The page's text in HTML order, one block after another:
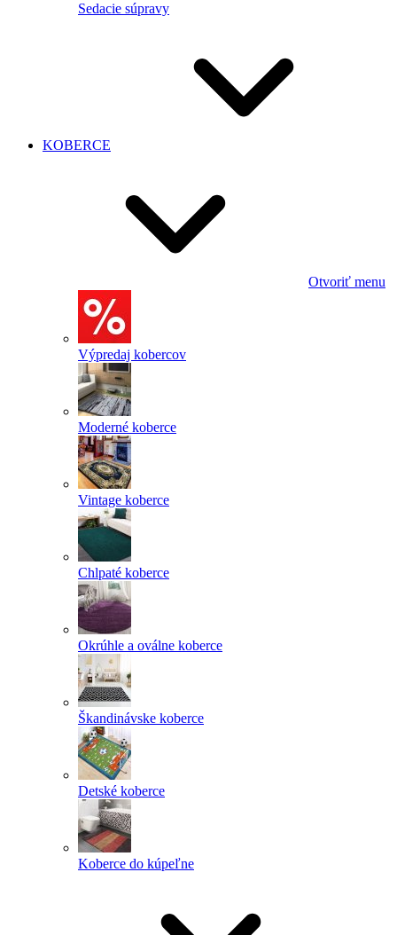
Sedacie súpravy
KOBERCE
Otvoriť menu
Výpredaj kobercov
Moderné koberce
Vintage koberce
Chlpaté koberce
Okrúhle a oválne koberce
Škandinávske koberce
Detské koberce
Koberce do kúpeľne